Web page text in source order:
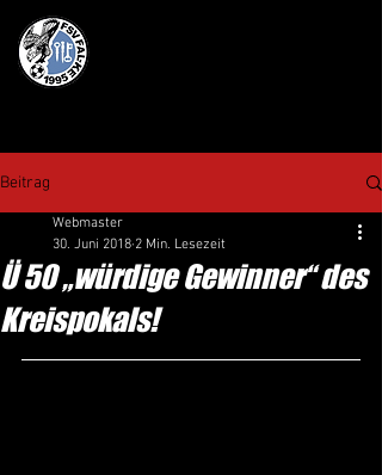
Beitrag
Ü 50 „würdige Gewinner“ des
Kreispokals!
Webmaster
30. Juni 2018 2 Min. Lesezeit